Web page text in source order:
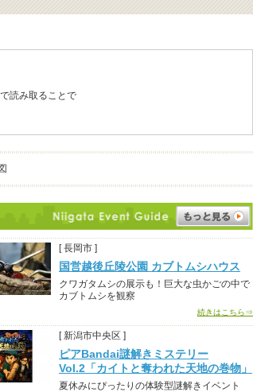
読み取ることで
[ 長岡市 ]
国営越後丘陵公園 カブトムシハウス
クワガタムシの展示も！巨大な虫かごの中で
カブトムシを観察
続きはこちら⇒
[ 新潟市中央区 ]
ピアBandai謎解きミステリー
Vol.2「カイトと奪われた天地の巻物」
夏休みにぴったりの体験型謎解きイベント